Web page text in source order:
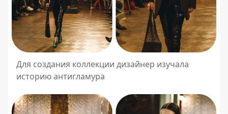
Для создания коллекции дизайнер изучала
историю антигламура